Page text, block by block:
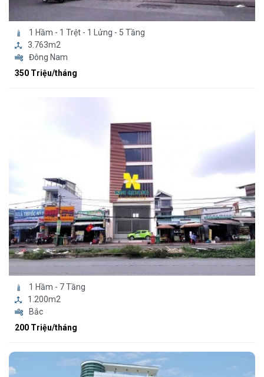
1 Hầm - 1 Trệt - 1 Lửng - 5 Tầng
3.763m2
Đông Nam
350 Triệu/tháng
1 Hầm - 7 Tầng
1.200m2
Bắc
200 Triệu/tháng